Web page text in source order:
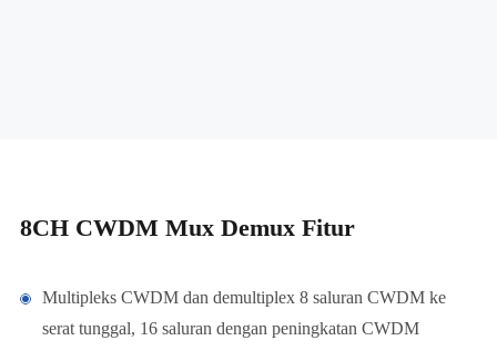
8CH CWDM Mux Demux Fitur
Multipleks CWDM dan demultiplex 8 saluran CWDM ke
serat tunggal, 16 saluran dengan peningkatan CWDM